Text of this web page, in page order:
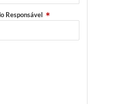
Responsável